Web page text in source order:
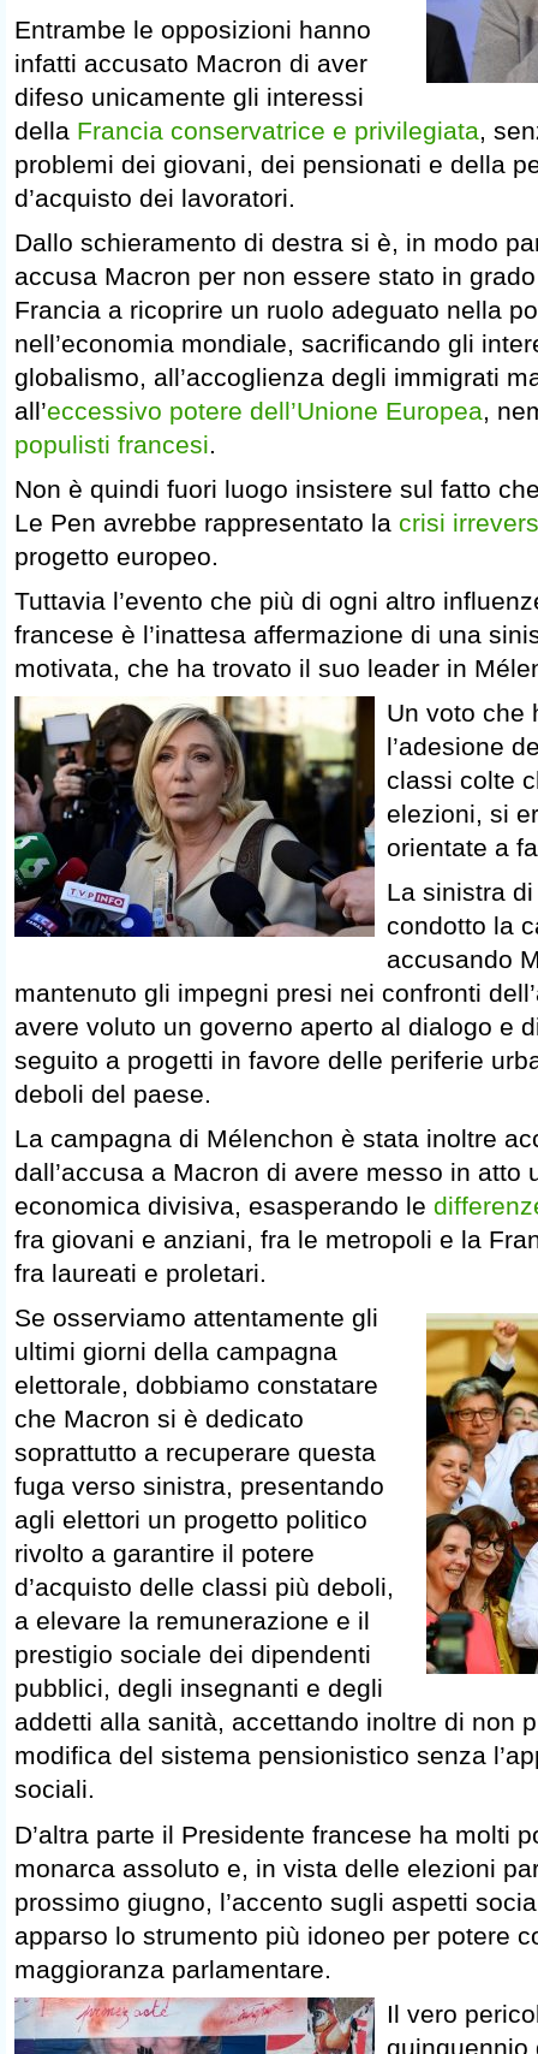
Entrambe le opposizioni hanno
infatti accusato Macron di aver
difeso unicamente gli interessi
della Francia conservatrice e privilegiata,
problemi dei giovani, dei pensionati e della
d’acquisto dei lavoratori.
Dallo schieramento di destra si è, in modo
accusa Macron per non essere stato in
Francia a ricoprire un ruolo adeguato nella
nell’economia mondiale, sacrificando gli
globalismo, all’accoglienza degli immigrati
all’eccessivo potere dell’Unione Europea,
populisti francesi.
Non è quindi fuori luogo insistere sul fatto
Le Pen avrebbe rappresentato la crisi
progetto europeo.
Tuttavia l’evento che più di ogni altro
francese è l’inattesa affermazione di una
motivata, che ha trovato il suo leader in
Un voto che
l’adesione
classi colte
elezioni, si
orientate a
La sinistra
condotto la
accusando
mantenuto gli impegni presi nei confronti
avere voluto un governo aperto al dialogo e
seguito a progetti in favore delle periferie
deboli del paese.
La campagna di Mélenchon è stata inoltre
dall’accusa a Macron di avere messo in atto
economica divisiva, esasperando le
fra giovani e anziani, fra le metropoli e la
fra laureati e proletari.
Se osserviamo attentamente gli
ultimi giorni della campagna
elettorale, dobbiamo constatare
che Macron si è dedicato
soprattutto a recuperare questa
fuga verso sinistra, presentando
agli elettori un progetto politico
rivolto a garantire il potere
d’acquisto delle classi più deboli,
a elevare la remunerazione e il
prestigio sociale dei dipendenti
pubblici, degli insegnanti e degli
addetti alla sanità, accettando inoltre di non
modifica del sistema pensionistico senza
sociali.
D’altra parte il Presidente francese ha molti
monarca assoluto e, in vista delle elezioni
prossimo giugno, l’accento sugli aspetti
apparso lo strumento più idoneo per potere
maggioranza parlamentare.
Il vero
quinquennio